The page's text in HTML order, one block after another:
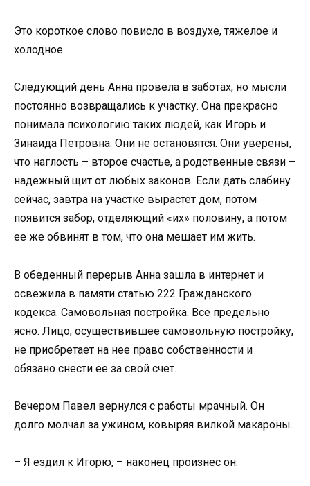
Это короткое слово повисло в воздухе, тяжелое и
холодное.
Следующий день Анна провела в заботах, но мысли
постоянно возвращались к участку. Она прекрасно
понимала психологию таких людей, как Игорь и
Зинаида Петровна. Они не остановятся. Они уверены,
что наглость – второе счастье, а родственные связи –
надежный щит от любых законов. Если дать слабину
сейчас, завтра на участке вырастет дом, потом
появится забор, отделяющий «их» половину, а потом
ее же обвинят в том, что она мешает им жить.
В обеденный перерыв Анна зашла в интернет и
освежила в памяти статью 222 Гражданского
кодекса. Самовольная постройка. Все предельно
ясно. Лицо, осуществившее самовольную постройку,
не приобретает на нее право собственности и
обязано снести ее за свой счет.
Вечером Павел вернулся с работы мрачный. Он
долго молчал за ужином, ковыряя вилкой макароны.
– Я ездил к Игорю, – наконец произнес он.